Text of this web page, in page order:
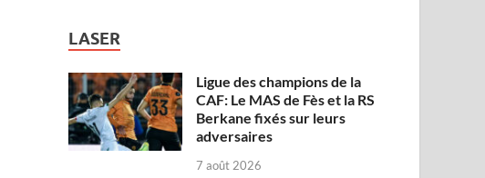
LASER
Ligue des champions de la
CAF: Le MAS de Fès et la RS
Berkane fixés sur leurs
adversaires
7 août 2026